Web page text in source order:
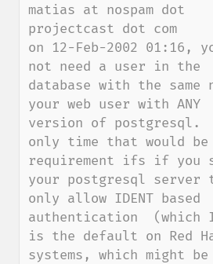
matias at nospam dot
projectcast dot com
on 12-Feb-2002 01:16,
not need a user in the
database with the same
your web user with ANY
version of postgresql.
only time that would be
requirement ifs if you
your postgresql server
only allow IDENT based
authentication  (which
is the default on Red
systems, which might be